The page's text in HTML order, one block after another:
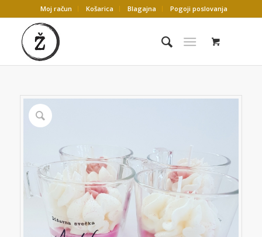
Moj račun Košarica Blagajna Pogoji poslovanja